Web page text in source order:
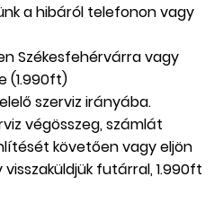
a hibáról telefonon vagy
Székesfehérvárra vagy
(1.990ft)
szerviz irányába.
végösszeg, számlát
követően vagy eljön
futárral, 1.990ft